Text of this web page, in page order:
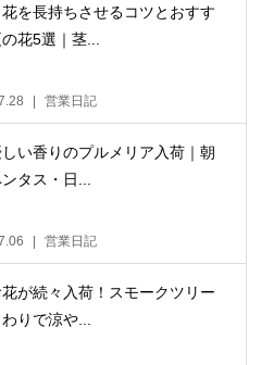
を長持ちさせるコツとおすす
花5選｜茎...
営業日記
い香りのプルメリア入荷｜朝
タス・日...
営業日記
が続々入荷！スモークツリー
わりで涼や...